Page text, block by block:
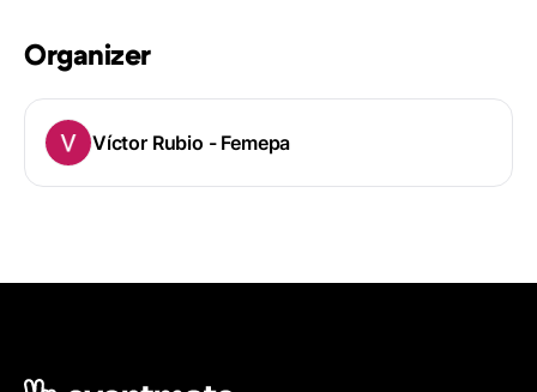
Organizer
Víctor Rubio - Femepa